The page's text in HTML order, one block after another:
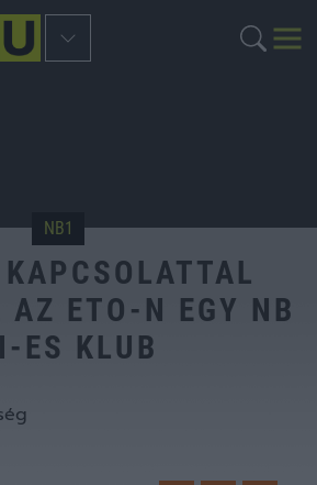
NB1
AZ ETO-N EGY NB
ES KLUB